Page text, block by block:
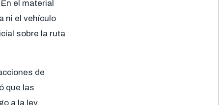
el material
ni el vehículo
sobre la ruta
de
que las
a la ley,